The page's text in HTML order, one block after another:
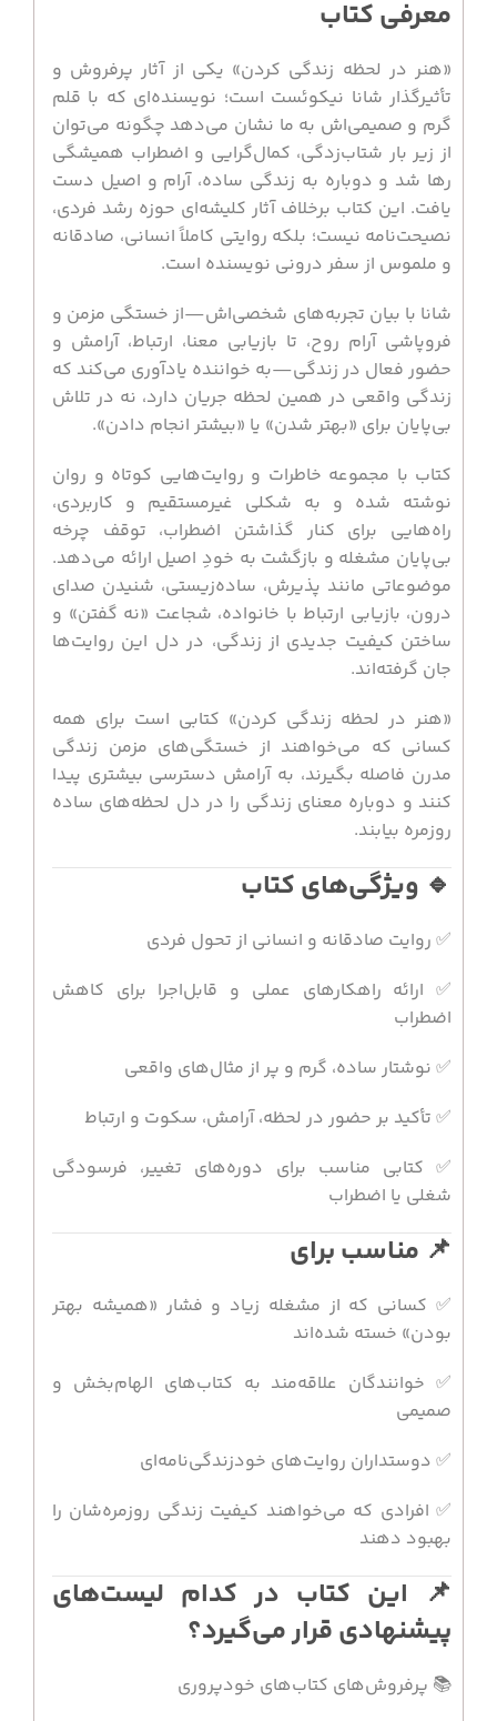
معرفی کتاب
«هنر در لحظه زندگی کردن» یکی از آثار پرفروش و
تأثیرگذار شانا نیکوئست است؛ نویسنده‌ای که با قلم
گرم و صمیمی‌اش به ما نشان می‌دهد چگونه می‌توان
از زیر بار شتاب‌زدگی، کمال‌گرایی و اضطراب همیشگی
رها شد و دوباره به زندگی ساده، آرام و اصیل دست
یافت. این کتاب برخلاف آثار کلیشه‌ای حوزه رشد فردی،
نصیحت‌نامه نیست؛ بلکه روایتی کاملاً انسانی، صادقانه
و ملموس از سفر درونی نویسنده است.
شانا با بیان تجربه‌های شخصی‌اش—از خستگی مزمن و
فروپاشی آرام روح، تا بازیابی معنا، ارتباط، آرامش و
حضور فعال در زندگی—به خواننده یادآوری می‌کند که
زندگی واقعی در همین لحظه جریان دارد، نه در تلاش
بی‌پایان برای «بهتر شدن» یا «بیشتر انجام دادن».
کتاب با مجموعه خاطرات و روایت‌هایی کوتاه و روان
نوشته شده و به شکلی غیرمستقیم و کاربردی،
راه‌هایی برای کنار گذاشتن اضطراب، توقف چرخه
بی‌پایان مشغله و بازگشت به خودِ اصیل ارائه می‌دهد.
موضوعاتی مانند پذیرش، ساده‌زیستی، شنیدن صدای
درون، بازیابی ارتباط با خانواده، شجاعت «نه گفتن» و
ساختن کیفیت جدیدی از زندگی، در دل این روایت‌ها
جان گرفته‌اند.
«هنر در لحظه زندگی کردن» کتابی است برای همه
کسانی که می‌خواهند از خستگی‌های مزمن زندگی
مدرن فاصله بگیرند، به آرامش دسترسی بیشتری پیدا
کنند و دوباره معنای زندگی را در دل لحظه‌های ساده
روزمره بیابند.
🔹 ویژگی‌های کتاب
✅ روایت صادقانه و انسانی از تحول فردی
✅ ارائه راهکارهای عملی و قابل‌اجرا برای کاهش
اضطراب
✅ نوشتار ساده، گرم و پر از مثال‌های واقعی
✅ تأکید بر حضور در لحظه، آرامش، سکوت و ارتباط
✅ کتابی مناسب برای دوره‌های تغییر، فرسودگی
شغلی یا اضطراب
📌 مناسب برای
✅ کسانی که از مشغله زیاد و فشار «همیشه بهتر
بودن» خسته شده‌اند
✅ خوانندگان علاقه‌مند به کتاب‌های الهام‌بخش و
صمیمی
✅ دوستداران روایت‌های خودزندگی‌نامه‌ای
✅ افرادی که می‌خواهند کیفیت زندگی روزمره‌شان را
بهبود دهند
📌 این کتاب در کدام لیست‌های
پیشنهادی قرار می‌گیرد؟
📚 پرفروش‌های کتاب‌های خودپروری